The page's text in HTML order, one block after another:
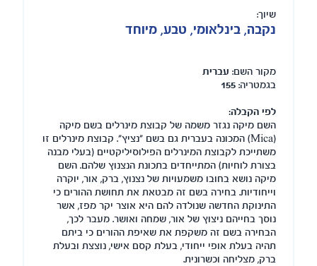
שיוך:
נקבה, בינלאומי, טבע, מיוחד
מקור השם: עברית
בגמטריה: 155
לפי הקבלה:
השם מיקה נגזר משמה של קבוצת מינרלים בשם מיקה
(Mica) המכונה בעברית גם בשם "נציץ". קבוצת מינרלים זו
משתייכת לקבוצת המינרלים הפילוסיליקטיים (בעלי מבנה
בצורת לוחיות) המתייחדים בתכונת הנצנוץ שלהם. השם
מיקה נושא בחובו משמעויות של נצנוץ, ברק, אור, יוקרה
וייחודיות. בחירה בשם זה מבטאת את תחושת ההורים כי
התינוקת החדשה שנולדה להם היא אוצר יקר מפז, אשר
נוסך בחייהם ניצוץ של אור, שמחה ואושר. מעבר לכך,
הבחירה בשם זה משקפת את שאיפת ההורים כי ביתם
תהיה בעלת אופי ייחודי, בעלת קסם אישי, נוצצת ובעלת
ברק, מצליחה וכשרונית.